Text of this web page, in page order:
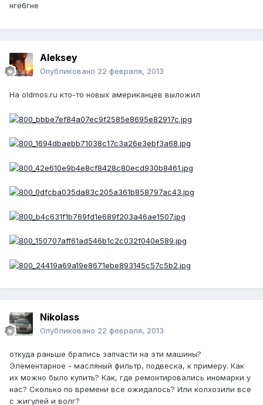
нге6гне
Aleksey
Опубликовано 22 февраля, 2013
На oldmos.ru кто-то новых американцев выложил
Nikolass
Опубликовано 22 февраля, 2013
откуда раньше брались запчасти на эти машины?
Элементарное - масляный фильтр, подвеска, к примеру. Как
их можно было купить? Как, где ремонтировались иномарки у
нас? Сколько по времени все ожидалось? Или колхозили все
с жигулей и волг?